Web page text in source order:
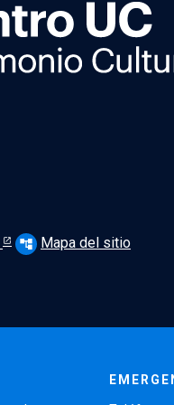
account_tree Mapa del sitio